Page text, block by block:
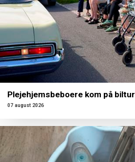
Plejehjemsbeboere kom på biltur
07 august 2026